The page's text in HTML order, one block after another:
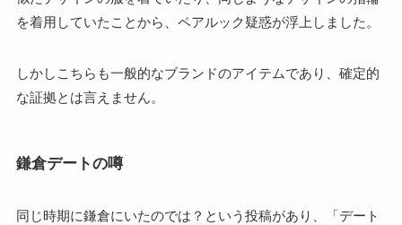
を着用していたことから、ペアルック疑惑が浮上しました。
しかしこちらも一般的なブランドのアイテムであり、確定的
な証拠とは言えません。
鎌倉デートの噂
同じ時期に鎌倉にいたのでは？という投稿があり、「デート